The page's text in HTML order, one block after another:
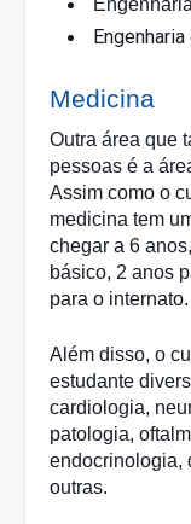
Medicina
Outra área que
pessoas é a
Assim como o
medicina tem
chegar a 6
básico, 2 anos
para o internato.
Além disso, o
estudante
cardiologia,
patologia,
endocrinologia,
outras.